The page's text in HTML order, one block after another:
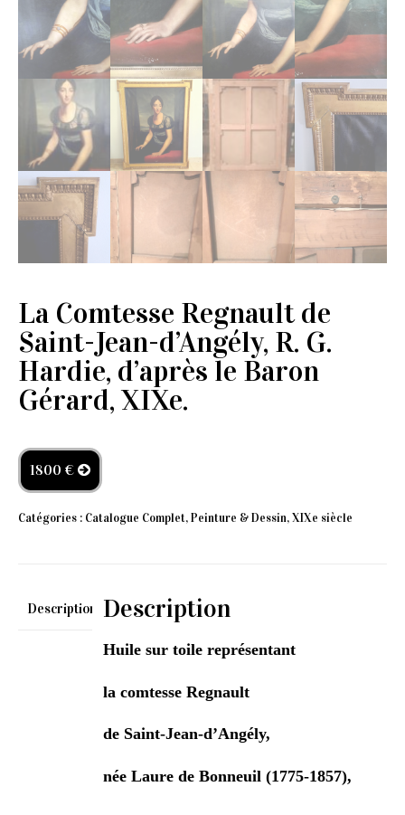
La Comtesse Regnault de
Saint-Jean-d’Angély, R. G.
Hardie, d’après le Baron
Gérard, XIXe.
1800 €
Catégories : Catalogue Complet,Peinture & Dessin,XIXe siècle
Description Description
Huile sur toile représentant
la comtesse Regnault
de Saint-Jean-d’Angély,
née Laure de Bonneuil (1775-1857),